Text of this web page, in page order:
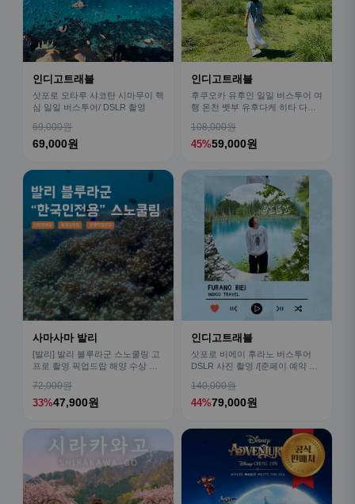
인디고트래블
삿포로 오타루 샤코탄 시마무이 핵
심 일일 버스투어/ DSLR 촬영
69,000원
69,000원
인디고트래블
후쿠오카 유후인 일일 버스투어 여
행 온천 벳부 유후다케 히타 다자
108,000원
45%59,000원
사마사마 발리
[발리] 발리 블루라군 스노쿨링 고
프로 촬영 픽업드랍 해양 수상 액
72,000원
33%47,900원
인디고트래블
삿포로 비에이 후라노 버스투어
DSLR 사진 촬영 /[준페이 예약 식
140,000원
44%79,000원